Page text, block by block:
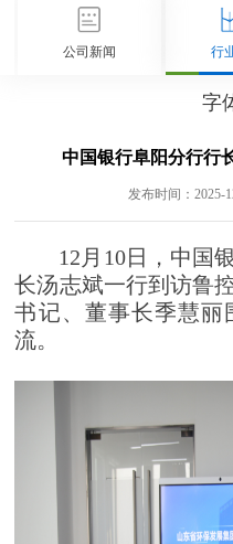
公司新闻 行
字
中国银行阜阳分行行
发布时间：2025-
12月10日，中国
长汤志斌一行到访鲁
书记、董事长季慧丽
流。